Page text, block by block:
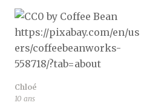
Chloé
10 ans